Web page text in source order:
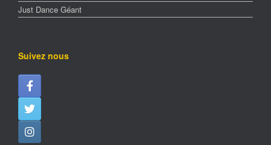
Just Dance Géant
Suivez nous